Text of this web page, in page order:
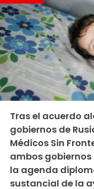
Tras el acuerdo
gobiernos de
Médicos Sin
ambos
la agenda
sustancial de la